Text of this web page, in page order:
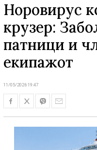
Норовирус
крузер:
патници и
екипажот
11/05/2026 19:47